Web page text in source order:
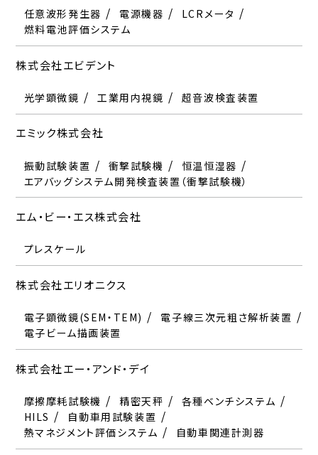
任意波形発生器 電源機器
LCRメータ
燃料電池評価システム
株式会社エビデント
光学顕微鏡 工業用内視鏡 超音波検査装置
エミック株式会社
振動試験装置 衝撃試験機
恒温恒湿器
エアバッグシステム開発検査装置（衝撃試験機）
エム・ビー・エス株式会社
プレスケール
株式会社エリオニクス
電子顕微鏡(SEM・TEM)
電子線三次元粗さ解析装置
電子ビーム描画装置
株式会社エー・アンド・デイ
摩擦摩耗試験機 精密天秤
各種ベンチシステム
HILS
自動車用試験装置
熱マネジメント評価システム
自動車関連計測器
株式会社エリオニクス
電子顕微鏡(SEM・TEM)
電子線三次元粗さ解析装置
電子ビーム描画装置
株式会社エー・アンド・デイ
摩擦摩耗試験機
熱マネジメント評価システム
自動車関連計測器
エーエルティー株式会社
王子計測機器株式会社
大塚電子株式会社
粒度分布測定装置 電気泳動装置
沖エンジニアリング株式会社
受託試験サービス
ストロボスコープ
モーター性能測定機
ベアリング検査機
スズキ株式会社
超音波卓上洗浄機
株式会社ストルアス
切断機・研磨機
スペクトリス株式会社
応力解析
株式会社スペースクリエイション
EV HEV MG評価システム
成光産業株式会社
真空圧空成型機
セイコーインスツル株式会社
株式会社トリニティーラボ
トーニック株式会社
ネッパジーン株式会社
遺伝子導入装置 細胞融合装置
高温炉
EMC試験器 電磁環境関連製品
野村マイクロ・サイエンス株式会社
純水製造装置